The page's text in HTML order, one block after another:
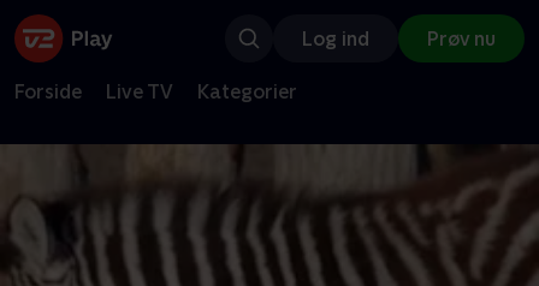
Log ind Prøv nu
Forside Live TV Kategorier